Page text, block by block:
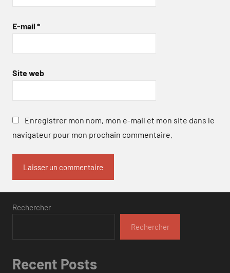
E-mail *
Site web
Enregistrer mon nom, mon e-mail et mon site dans le
navigateur pour mon prochain commentaire.
Rechercher
Rechercher
Recent Posts